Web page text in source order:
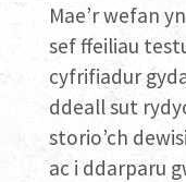
Mae’r wefan
sef ffeiliau
cyfrifiadur
ddeall sut
storio’ch
ac i ddarparu